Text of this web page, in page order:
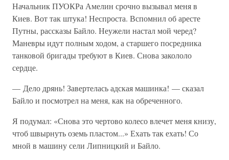
Начальник ПУОКРа Амелин срочно вызывал меня в
Киев. Вот так штука! Неспроста. Вспомнил об аресте
Путны, рассказы Байло. Неужели настал мой черед?
Маневры идут полным ходом, а старшего посредника
танковой бригады требуют в Киев. Снова закололо
сердце.
— Дело дрянь! Завертелась адская машинка! — сказал
Байло и посмотрел на меня, как на обреченного.
Я подумал: «Снова это чертово колесо влечет меня книзу,
чтоб швырнуть оземь пластом...» Ехать так ехать! Со
мной в машину сели Липницкий и Байло.